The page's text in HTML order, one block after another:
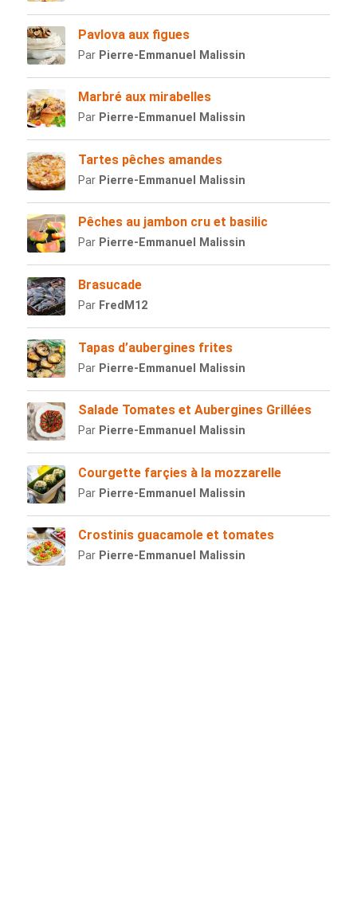
Pavlova aux figues
Par Pierre-Emmanuel Malissin
Marbré aux mirabelles
Par Pierre-Emmanuel Malissin
Tartes pêches amandes
Par Pierre-Emmanuel Malissin
Pêches au jambon cru et basilic
Par Pierre-Emmanuel Malissin
Brasucade
Par FredM12
Tapas d’aubergines frites
Par Pierre-Emmanuel Malissin
Salade Tomates et Aubergines Grillées
Par Pierre-Emmanuel Malissin
Courgette farçies à la mozzarelle
Par Pierre-Emmanuel Malissin
Crostinis guacamole et tomates
Par Pierre-Emmanuel Malissin